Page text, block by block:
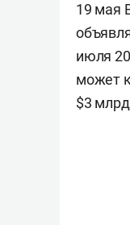
19 мая
июля
может
$3